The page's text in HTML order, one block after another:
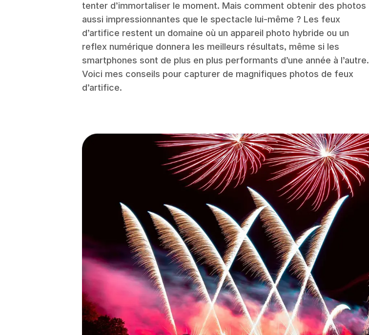
tenter d’immortaliser le moment. Mais comment obtenir des photos
aussi impressionnantes que le spectacle lui-même ? Les feux
d’artifice restent un domaine où un appareil photo hybride ou un
reflex numérique donnera les meilleurs résultats, même si les
smartphones sont de plus en plus performants d’une année à l’autre.
Voici mes conseils pour capturer de magnifiques photos de feux
d’artifice.